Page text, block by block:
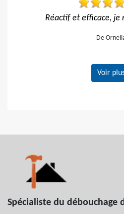
Travail
De
Voir
Spécialiste du débouchage